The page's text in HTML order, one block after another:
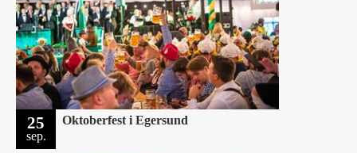
25
sep.
Oktoberfest i Egersund